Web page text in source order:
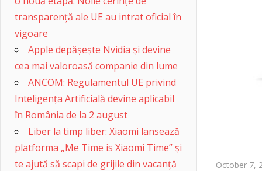
October 7,
transparență ale UE au intrat oficial în
vigoare
Apple depășește Nvidia și devine
cea mai valoroasă companie din lume
ANCOM: Regulamentul UE privind
Inteligența Artificială devine aplicabil
în România de la 2 august
Liber la timp liber: Xiaomi lansează
platforma „Me Time is Xiaomi Time” și
te ajută să scapi de grijile din vacanță